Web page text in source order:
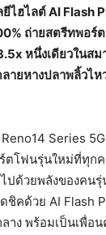
ไฮไลต์ AI Flash
ถ่ายสตรีทพอร์
หนึ่งเดียวในส
ายหางปลาพลิ้วไ
Reno14 Series
ตโฟนรุ่นใหม่ที่ทุกค
ไปด้วยพลังของคน
ชิคด้วย AI Flash
าง พร้อมเป็นเพื่อ